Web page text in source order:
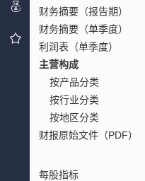
财务摘要（报告期）
财务摘要（单季度）
利润表（单季度）
主营构成
按产品分类
按行业分类
按地区分类
财报原始文件（PDF）
每股指标